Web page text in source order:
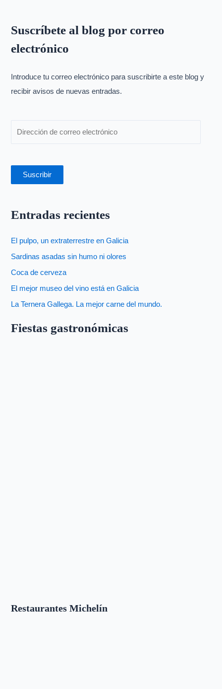
c
a
p
o
Suscríbete al blog por correo
electrónico
Introduce tu correo electrónico para suscribirte a este blog y
recibir avisos de nuevas entradas.
Suscribir
Entradas recientes
El pulpo, un extraterrestre en Galicia
Sardinas asadas sin humo ni olores
Coca de cerveza
El mejor museo del vino está en Galicia
La Ternera Gallega. La mejor carne del mundo.
Fiestas gastronómicas
Restaurantes Michelín